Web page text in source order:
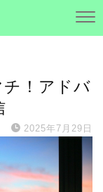
チ！アドバ
2025年7月29日